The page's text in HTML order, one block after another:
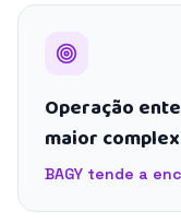
Operação
maior
BAGY tende a